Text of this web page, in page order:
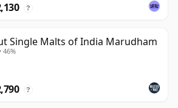
?
Single Malts of India Marudham
46%
?